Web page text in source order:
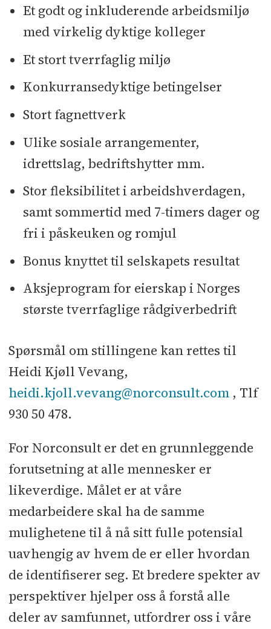
Et godt og inkluderende arbeidsmiljø
med virkelig dyktige kolleger
Et stort tverrfaglig miljø
Konkurransedyktige betingelser
Stort fagnettverk
Ulike sosiale arrangementer,
idrettslag, bedriftshytter mm.
Stor fleksibilitet i arbeidshverdagen,
samt sommertid med 7-timers dager og
fri i påskeuken og romjul
Bonus knyttet til selskapets resultat
Aksjeprogram for eierskap i Norges
største tverrfaglige rådgiverbedrift
Spørsmål om stillingene kan rettes til
Heidi Kjøll Vevang,
heidi.kjoll.vevang@norconsult.com, Tlf
930 50 478.
For Norconsult er det en grunnleggende
forutsetning at alle mennesker er
likeverdige. Målet er at våre
medarbeidere skal ha de samme
mulighetene til å nå sitt fulle potensial
uavhengig av hvem de er eller hvordan
de identifiserer seg. Et bredere spekter av
perspektiver hjelper oss å forstå alle
deler av samfunnet, utfordrer oss i våre